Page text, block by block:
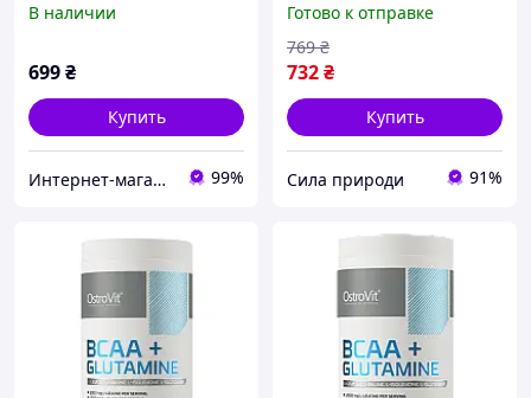
В наличии
699₴
Купить
Интернет-магазин Proteininlviv 99%
Готово к отправке
732₴
769 ₴
Купить
Сила природи 91%